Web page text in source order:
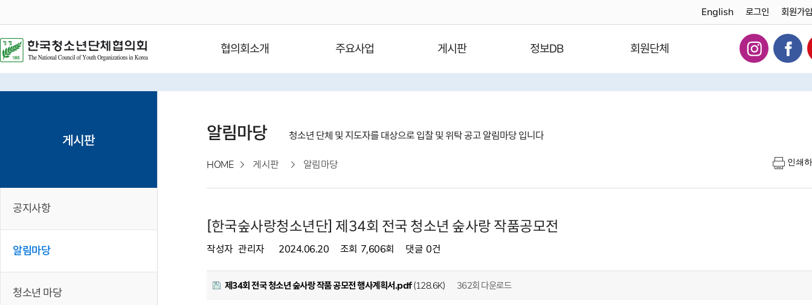
English 로그인 회원가입
협의회소개 주요사업 게시판 정보DB 회원단체
게시판
공지사항
알림마당
청소년 마당
알림마당 청소년 단체 및 지도자를 대상으로 입찰 및 위탁 공고 알림마당 입니다
HOME 게시판 알림마당 인쇄
[한국숲사랑청소년단] 제34회 전국 청소년 숲사랑 작품공모전
작성자 관리자 2024.06.20 조회 7,606회 댓글 0건
제34회 전국 청소년 숲사랑 작품 공모전 행사계획서.pdf(128.6K) 362회 다운로드